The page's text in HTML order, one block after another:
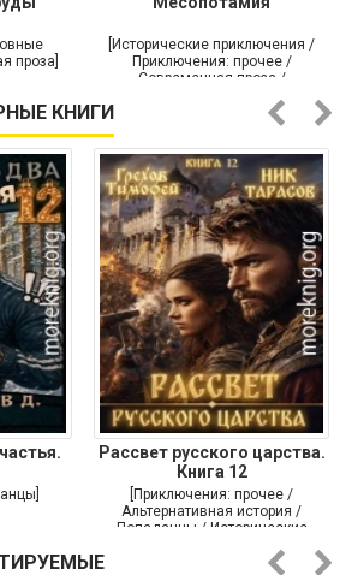
проза]
[Исторические приключения /
Приключения: прочее /
Современная проза /
КНИГИ
Рассвет русского царства.
Книга 12
[Приключения: прочее /
Альтернативная история /
Попаданцы / Исторические